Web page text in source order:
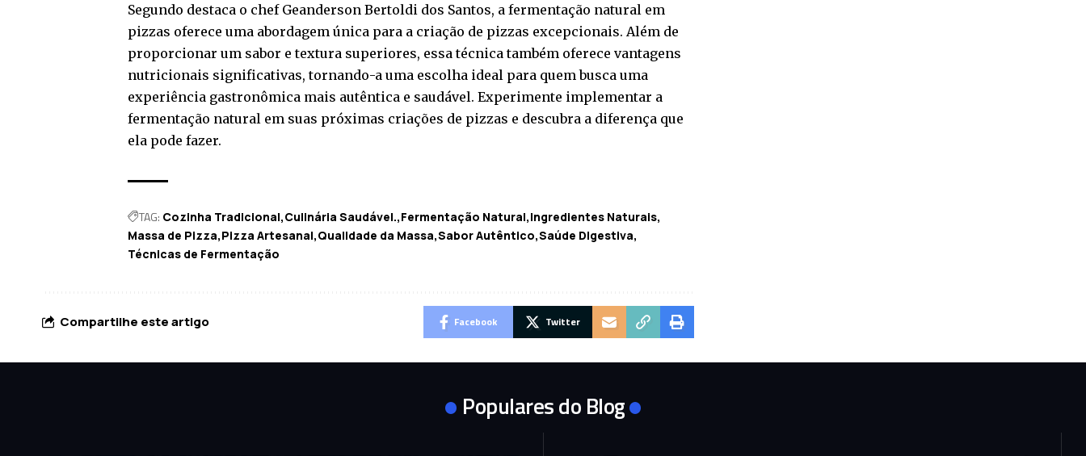
Segundo destaca o chef Geanderson Bertoldi dos Santos, a fermentação natural em
pizzas oferece uma abordagem única para a criação de pizzas excepcionais. Além de
proporcionar um sabor e textura superiores, essa técnica também oferece vantagens
nutricionais significativas, tornando-a uma escolha ideal para quem busca uma
experiência gastronômica mais autêntica e saudável. Experimente implementar a
fermentação natural em suas próximas criações de pizzas e descubra a diferença que
ela pode fazer.
TAG: Cozinha Tradicional Culinária Saudável. Fermentação Natural Ingredientes Naturais
Massa de Pizza Pizza Artesanal Qualidade da Massa Sabor Autêntico Saúde Digestiva
Técnicas de Fermentação
Compartilhe este artigo Facebook Twitter
Populares do Blog